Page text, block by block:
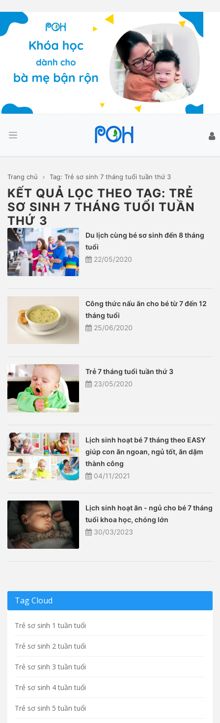
Trang chủ Tag: Trẻ sơ sinh 7 tháng tuổi tuần thứ 3
KẾT QUẢ LỌC THEO TAG: TRẺ
SƠ SINH 7 THÁNG TUỔI TUẦN
THỨ 3
Du lịch cùng bé sơ sinh đến 8 tháng
tuổi
22/05/2020
Công thức nấu ăn cho bé từ 7 đến 12
tháng tuổi
25/06/2020
Trẻ 7 tháng tuổi tuần thứ 3
23/05/2020
Lịch sinh hoạt bé 7 tháng theo EASY
giúp con ăn ngoan, ngủ tốt, ăn dặm
thành công
04/11/2021
Lịch sinh hoạt ăn - ngủ cho bé 7 tháng
tuổi khoa học, chóng lớn
30/03/2023
Tag Cloud
Trẻ sơ sinh 1 tuần tuổi
Trẻ sơ sinh 2 tuần tuổi
Trẻ sơ sinh 3 tuần tuổi
Trẻ sơ sinh 4 tuần tuổi
Trẻ sơ sinh 5 tuần tuổi